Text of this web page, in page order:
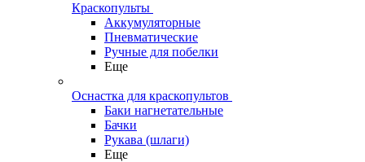
Краскопульты
Аккумуляторные
Пневматические
Ручные для побелки
Еще
Оснастка для краскопультов
Баки нагнетательные
Бачки
Рукава (шлаги)
Еще